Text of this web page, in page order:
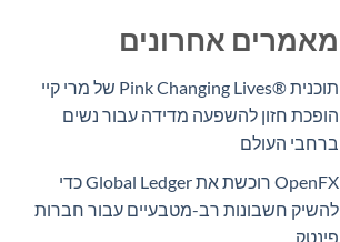
מאמרים אחרונים
תוכנית Pink Changing Lives®‎ של מרי קיי
הופכת חזון להשפעה מדידה עבור נשים
ברחבי העולם
OpenFX רוכשת את Global Ledger כדי
להשיק חשבונות רב-מטבעיים עבור חברות
פינטק